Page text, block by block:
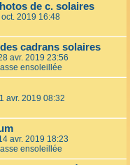
de c. solaires
oct. 2019 16:48
cadrans solaires
avr. 2019 23:56
ensoleillée
avr. 2019 08:32
avr. 2019 18:23
ensoleillée